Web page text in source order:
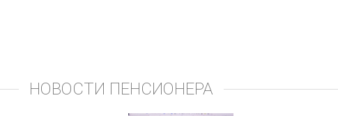
НОВОСТИ ПЕНСИОНЕРА